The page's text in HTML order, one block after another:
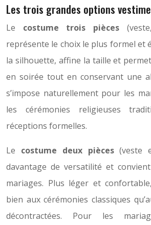
Les trois grandes options
Le costume trois pièces
représente le choix le plus formel et
la silhouette, affine la taille et
en soirée tout en conservant une
s’impose naturellement pour les
les cérémonies religieuses
réceptions formelles.
Le costume deux pièces(veste
davantage de versatilité et
mariages. Plus léger et
bien aux cérémonies classiques
décontractées. Pour les